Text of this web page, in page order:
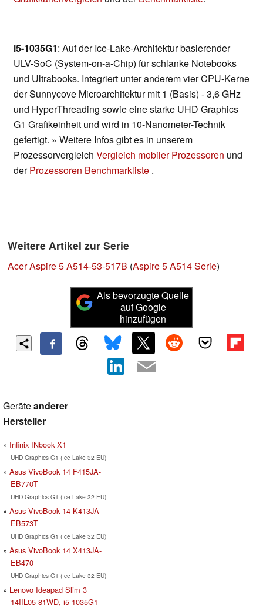
i5-1035G1: Auf der Ice-Lake-Architektur basierender
ULV-SoC (System-on-a-Chip) für schlanke Notebooks
und Ultrabooks. Integriert unter anderem vier CPU-Kerne
der Sunnycove Microarchitektur mit 1 (Basis) - 3,6 GHz
und HyperThreading sowie eine starke UHD Graphics
G1 Grafikeinheit und wird in 10-Nanometer-Technik
gefertigt. » Weitere Infos gibt es in unserem
Prozessorvergleich Vergleich mobiler Prozessoren und
derProzessoren Benchmarkliste .
Weitere Artikel zur Serie
Acer Aspire 5 A514-53-517B (Aspire 5 A514 Serie)
Als bevorzugte Quelle
auf Google
hinzufügen
Geräteanderer
Hersteller
Infinix INbook X1
UHD Graphics G1 (Ice Lake 32 EU)
Asus VivoBook 14 F415JA-
EB770T
UHD Graphics G1 (Ice Lake 32 EU)
Asus VivoBook 14 K413JA-
EB573T
UHD Graphics G1 (Ice Lake 32 EU)
Asus VivoBook 14 X413JA-
EB470
UHD Graphics G1 (Ice Lake 32 EU)
Lenovo Ideapad Slim 3
14IIL05-81WD, i5-1035G1